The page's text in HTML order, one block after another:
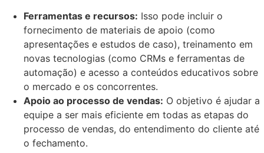
Ferramentas e recursos: Isso pode incluir o
fornecimento de materiais de apoio (como
apresentações e estudos de caso), treinamento em
novas tecnologias (como CRMs e ferramentas de
automação) e acesso a conteúdos educativos sobre
o mercado e os concorrentes.
Apoio ao processo de vendas: O objetivo é ajudar a
equipe a ser mais eficiente em todas as etapas do
processo de vendas, do entendimento do cliente até
o fechamento.